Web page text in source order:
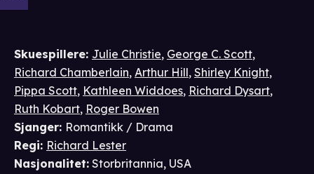
Skuespillere: Julie Christie, George C. Scott,
Richard Chamberlain, Arthur Hill, Shirley Knight,
Pippa Scott, Kathleen Widdoes, Richard Dysart,
Ruth Kobart, Roger Bowen
Sjanger: Romantikk / Drama
Regi: Richard Lester
Nasjonalitet: Storbritannia, USA